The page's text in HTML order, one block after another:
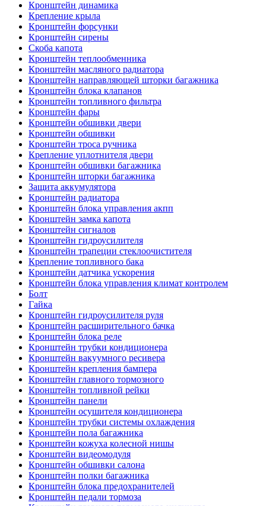
Кронштейн динамика
Крепление крыла
Кронштейн форсунки
Кронштейн сирены
Скоба капота
Кронштейн теплообменника
Кронштейн масляного радиатора
Кронштейн направляющей шторки багажника
Кронштейн блока клапанов
Кронштейн топливного фильтра
Кронштейн фары
Кронштейн обшивки двери
Кронштейн обшивки
Кронштейн троса ручника
Крепление уплотнителя двери
Кронштейн обшивки багажника
Кронштейн шторки багажника
Защита аккумулятора
Кронштейн радиатора
Кронштейн блока управления акпп
Кронштейн замка капота
Кронштейн сигналов
Кронштейн гидроусилителя
Кронштейн трапеции стеклоочистителя
Крепление топливного бака
Кронштейн датчика ускорения
Кронштейн блока управления климат контролем
Болт
Гайка
Кронштейн гидроусилителя руля
Кронштейн расширительного бачка
Кронштейн блока реле
Кронштейн трубки кондиционера
Кронштейн вакуумного ресивера
Кронштейн крепления бампера
Кронштейн главного тормозного
Кронштейн топливной рейки
Кронштейн панели
Кронштейн осушителя кондиционера
Кронштейн трубки системы охлаждения
Кронштейн пола багажника
Кронштейн кожуха колесной нишы
Кронштейн видеомодуля
Кронштейн обшивки салона
Кронштейн полки багажника
Кронштейн блока предохранителей
Кронштейн педали тормоза